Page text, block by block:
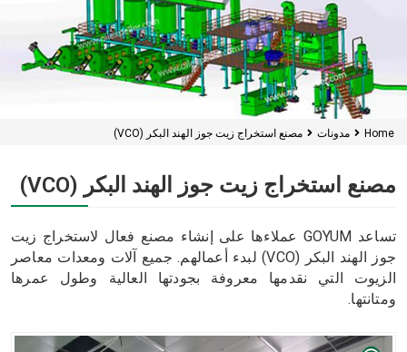
Home مدونات مصنع استخراج زيت جوز الهند البكر (VCO)
مصنع استخراج زيت جوز الهند البكر (VCO)
تساعد GOYUM عملاءها على إنشاء مصنع فعال لاستخراج زيت
جوز الهند البكر (VCO) لبدء أعمالهم. جميع آلات ومعدات معاصر
الزيوت التي نقدمها معروفة بجودتها العالية وطول عمرها
ومتانتها.